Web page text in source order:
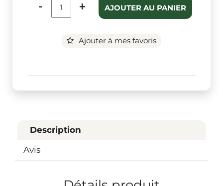
- + AJOUTER AU PANIER
Ajouter à mes favoris
Description
Avis